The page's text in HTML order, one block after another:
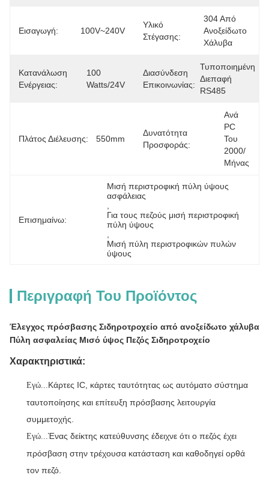
Εισαγωγή: 100V~240V
Υλικό
Στέγασης:
304 Από
Ανοξείδωτο
Χάλυβα
Κατανάλωση
Ενέργειας:
100
Watts/24V
Διασύνδεση
Επικοινωνίας:
Τυποποιημένη
Διεπαφή
RS485
Πλάτος Διέλευσης: 550mm
Δυνατότητα
Προσφοράς:
Ανά
PC
Του
2000/
Μήνας
Επισημαίνω:
Μισή περιστροφική πύλη ύψους
ασφάλειας
Για τους πεζούς μισή περιστροφική
πύλη ύψους
Μισή πύλη περιστροφικών πυλών
ύψους
Περιγραφή Του Προϊόντος
Έλεγχος πρόσβασης Σιδηροτροχείο από ανοξείδωτο χάλυβα
Πύλη ασφαλείας Μισό ύψος Πεζός Σιδηροτροχείο
Χαρακτηριστικά:
Εγώ...Κάρτες IC, κάρτες ταυτότητας ως αυτόματο σύστημα
ταυτοποίησης και επίτευξη πρόσβασης λειτουργία
συμμετοχής.
Εγώ...Ένας δείκτης κατεύθυνσης έδειχνε ότι ο πεζός έχει
πρόσβαση στην τρέχουσα κατάσταση και καθοδηγεί ορθά
τον πεζό.